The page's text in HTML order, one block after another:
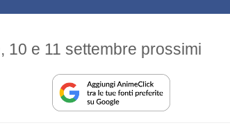
10 e 11 settembre prossimi